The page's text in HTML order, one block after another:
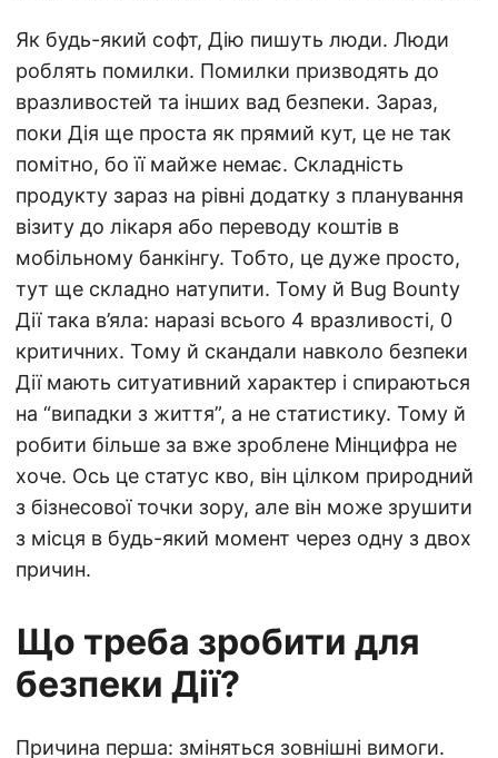
Як будь-який софт, Дію пишуть люди. Люди
роблять помилки. Помилки призводять до
вразливостей та інших вад безпеки. Зараз,
поки Дія ще проста як прямий кут, це не так
помітно, бо її майже немає. Складність
продукту зараз на рівні додатку з планування
візиту до лікаря або переводу коштів в
мобільному банкінгу. Тобто, це дуже просто,
тут ще складно натупити. Тому й Bug Bounty
Дії така в’яла: наразі всього 4 вразливості, 0
критичних. Тому й скандали навколо безпеки
Дії мають ситуативний характер і спираються
на “випадки з життя”, а не статистику. Тому й
робити більше за вже зроблене Мінцифра не
хоче. Ось це статус кво, він цілком природний
з бізнесової точки зору, але він може зрушити
з місця в будь-який момент через одну з двох
причин.
Що треба зробити для
безпеки Дії?
Причина перша: зміняться зовнішні вимоги.